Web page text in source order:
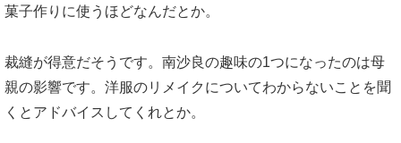
菓子作りに使うほどなんだとか。
裁縫が得意だそうです。南沙良の趣味の1つになったのは母
親の影響です。洋服のリメイクについてわからないことを聞
くとアドバイスしてくれとか。